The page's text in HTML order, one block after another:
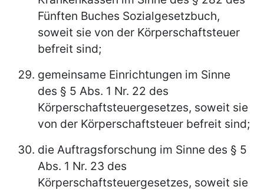
Fünften Buches Sozialgesetzbuch,
soweit sie von der Körperschaftsteuer
befreit sind;
gemeinsame Einrichtungen im Sinne
des § 5 Abs. 1 Nr. 22 des
Körperschaftsteuergesetzes, soweit sie
von der Körperschaftsteuer befreit sind;
die Auftragsforschung im Sinne des § 5
Abs. 1 Nr. 23 des
Körperschaftsteuergesetzes, soweit sie